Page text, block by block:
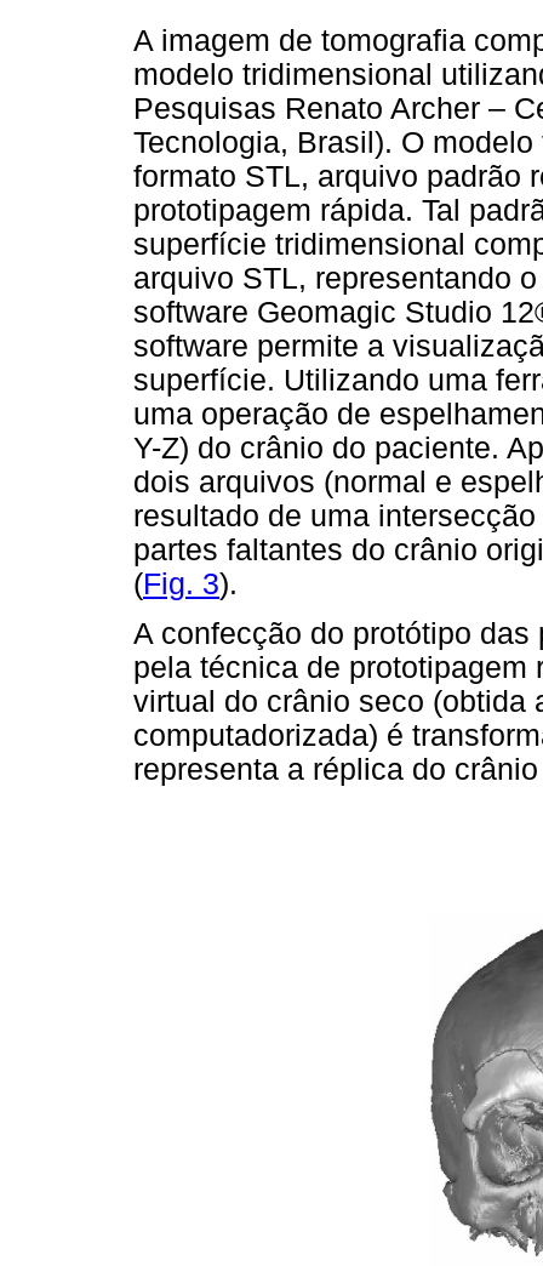
A imagem de tomografia
modelo tridimensional
Pesquisas Renato Archer –
Tecnologia, Brasil). O
formato STL, arquivo padrão
prototipagem rápida. Tal
superfície tridimensional
arquivo STL, representando
software Geomagic Studio
software permite a
superfície. Utilizando uma
uma operação de
Y-Z) do crânio do paciente.
dois arquivos (normal e
resultado de uma
partes faltantes do crânio
(Fig. 3).
A confecção do protótipo
pela técnica de
virtual do crânio seco (obtida
computadorizada) é
representa a réplica do